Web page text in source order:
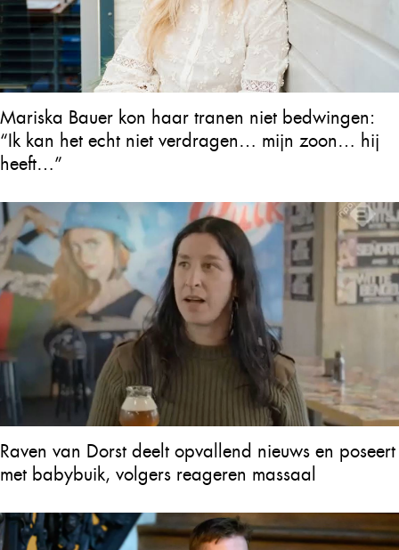
Mariska Bauer kon haar tranen niet bedwingen:
“Ik kan het echt niet verdragen… mijn zoon… hij
heeft…”
Raven van Dorst deelt opvallend nieuws en poseert
met babybuik, volgers reageren massaal